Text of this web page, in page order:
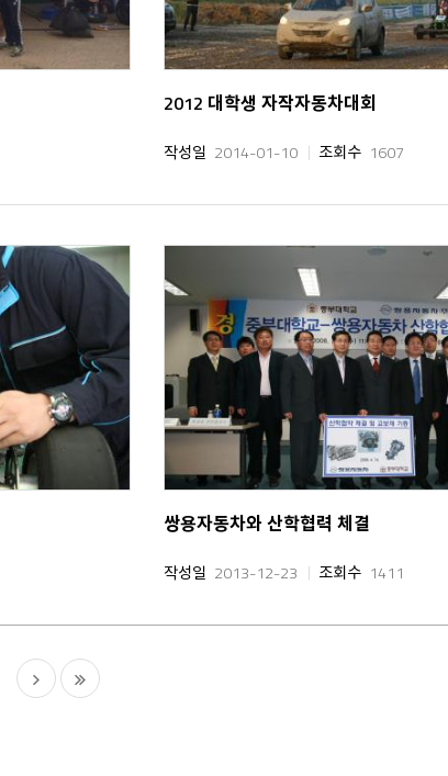
2012 대학생 자작자동차대회
작성일 2014-01-10 조회수 1607
쌍용자동차와 산학협력 체결
작성일 2013-12-23 조회수 1411